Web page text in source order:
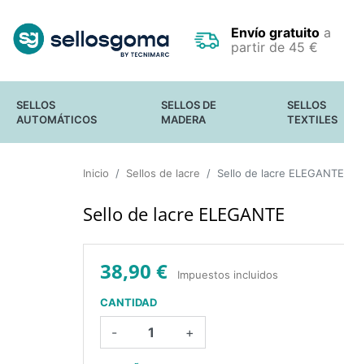
Envío gratuitoa
partir de 45 €
SELLOS
AUTOMÁTICOS
FECHADORES
OCULTAR DATOS
SELLOS DE
MADERA
PEQUEÑOS
SELLOS EN
SELLOS
SELLOS
TEXTILES
Inicio Sellos de lacre Sello de lacre ELEGANTE
Sello de lacre ELEGANTE
38,90 € Impuestos incluidos
CANTIDAD
- +